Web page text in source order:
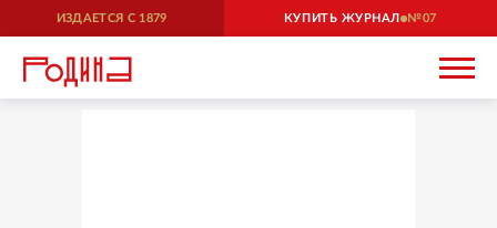
ИЗДАЕТСЯ С 1879 КУПИТЬ ЖУРНАЛ 07